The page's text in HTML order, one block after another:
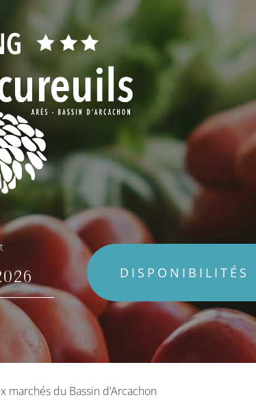
DISPONIBILITÉS
marchés du Bassin d’Arcachon